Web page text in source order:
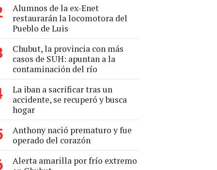
Alumnos de la ex-Enet
restaurarán la locomotora del
Pueblo de Luis
Chubut, la provincia con más
casos de SUH: apuntan a la
contaminación del río
La iban a sacrificar tras un
accidente, se recuperó y busca
hogar
Anthony nació prematuro y fue
operado del corazón
Alerta amarilla por frío extremo